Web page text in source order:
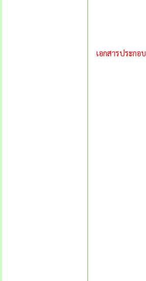
เอกสารประกอบ